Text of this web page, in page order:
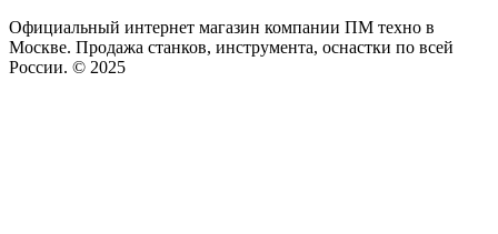
Официальный интернет магазин компании ПМ техно в
Москве. Продажа станков, инструмента, оснастки по всей
России. © 2025